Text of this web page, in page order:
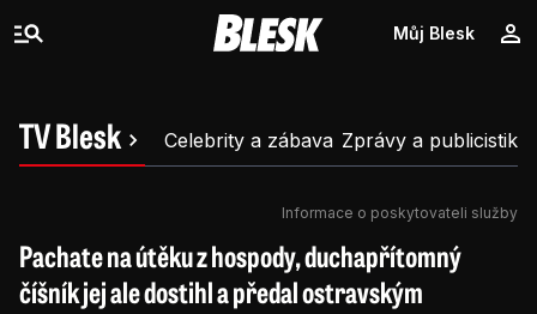
Můj Blesk
TV Blesk Celebrity a zábava Zprávy a publicistika
Informace o poskytovateli služby
Pachate na útěku z hospody, duchapřítomný
číšník jej ale dostihl a předal ostravským